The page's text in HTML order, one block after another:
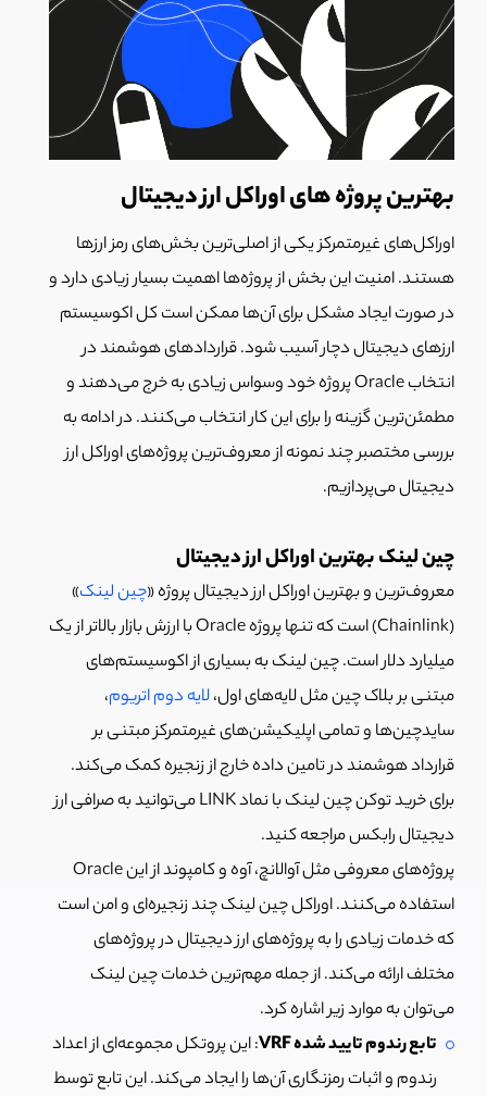
بهترین پروژه های اوراکل ارز دیجیتال
اوراکل‌های غیرمتمرکز یکی از اصلی‌ترین بخش‌های رمز ارزها
هستند. امنیت این بخش از پروژه‌ها اهمیت بسیار زیادی دارد و
در صورت ایجاد مشکل برای آن‌ها ممکن است کل اکوسیستم
ارزهای دیجیتال دچار آسیب شود. قراردادهای هوشمند در
انتخاب Oracle پروژه خود وسواس زیادی به خرج می‌دهند و
مطمئن‌ترین گزینه را برای این کار انتخاب می‌کنند. در ادامه به
بررسی مختصبر چند نمونه از معروف‌ترین پروژه‌های اوراکل ارز
دیجیتال می‌پردازیم.
چین لینک بهترین اوراکل ارز دیجیتال
معروف‌ترین و بهترین اوراکل ارز دیجیتال پروژه «چین لینک»
(Chainlink) است که تنها پروژه Oracle با ارزش بازار بالاتر از یک
میلیارد دلار است. چین لینک به بسیاری از اکوسیستم‌های
مبتنی بر بلاک چین مثل لایه‌های اول،لایه دوم اتریوم،
سایدچین‌ها و تمامی اپلیکیشن‌های غیرمتمرکز مبتنی بر
قرارداد هوشمند در تامین داده خارج از زنجیره کمک می‌کند.
برای خرید توکن چین لینک با نماد LINK می‌توانید به صرافی ارز
دیجیتال رابکس مراجعه کنید.
پروژه‌های معروفی مثل آوالانچ، آوه و کامپوند از این Oracle
استفاده می‌کنند. اوراکل چین لینک چند زنجیره‌ای و امن است
که خدمات زیادی را به پروژه‌های ارز دیجیتال در پروژه‌های
مختلف ارائه می‌کند. از جمله مهم‌ترین خدمات چین لینک
می‌توان به موارد زیر اشاره کرد.
تابع رندوم تایید شده VRF
: این پروتکل مجموعه‌ای از اعداد
رندوم و اثبات رمزنگاری آن‌ها را ایجاد می‌کند. این تابع توسط